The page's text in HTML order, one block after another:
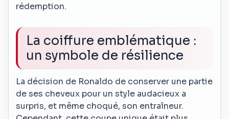
rédemption.
La coiffure emblématique :
un symbole de résilience
La décision de Ronaldo de conserver une partie
de ses cheveux pour un style audacieux a
surpris, et même choqué, son entraîneur.